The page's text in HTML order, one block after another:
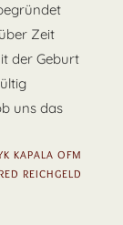
Zeit
der Geburt
uns das
KAPALA OFM
REICHGELD